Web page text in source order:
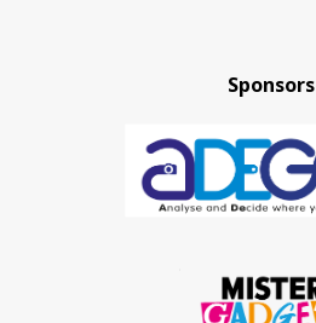
Sponsors